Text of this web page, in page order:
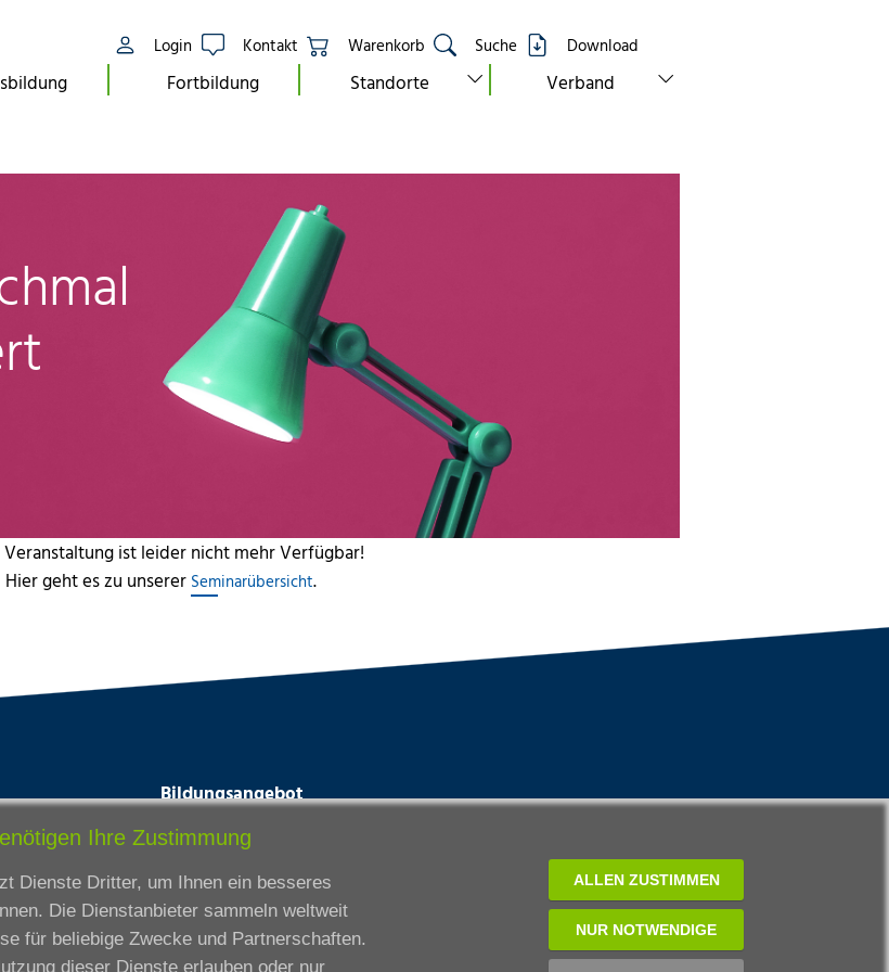
Login Kontakt Warenkorb Suche Download
Fortbildung Standorte show submenu for “standorte”
Verband show submenu for “verband”
Veranstaltung ist leider nicht mehr Verfügbar!
Hier geht es zu unserer Seminarübersicht.
Bildungsangebot
Ausbildung
Fortbildung
Ihre Zustimmung
Dienste Dritter, um Ihnen ein besseres
Die Dienstanbieter sammeln weltweit
für beliebige Zwecke und Partnerschaften.
dieser Dienste erlauben oder nur
ALLEN ZUSTIMMEN
NUR NOTWENDIGE